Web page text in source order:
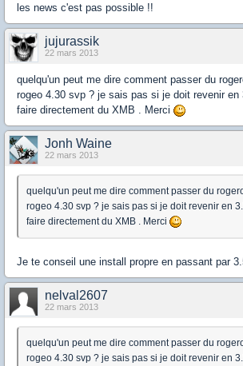
les news c'est pas possible !!
jujurassik
22 mars 2013
quelqu'un peut me dire comment passer du
rogeo 4.30 svp ? je sais pas si je doit revenir
faire directement du XMB . Merci
Jonh Waine
22 mars 2013
quelqu'un peut me dire comment passer du
rogeo 4.30 svp ? je sais pas si je doit revenir en
faire directement du XMB . Merci
Je te conseil une install propre en passant par
nelval2607
22 mars 2013
quelqu'un peut me dire comment passer du
rogeo 4.30 svp ? je sais pas si je doit revenir en